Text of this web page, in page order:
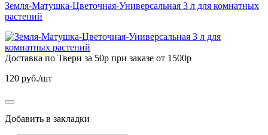
Земля-Матушка-Цветочная-Универсальная 3 л для комнатных
растений
Доставка по Твери за 50р при заказе от 1500р
120 руб./шт
Добавить в закладки